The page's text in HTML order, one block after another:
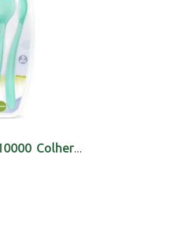
Ch.Ali6828210000 Colher Sil 6m+ Azul X2